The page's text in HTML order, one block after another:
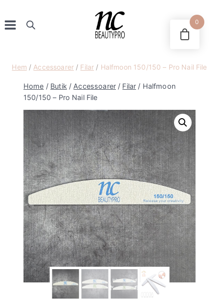
to
content
Hem / Accessoarer / Filar / Halfmoon 150/150 – Pro Nail File
Home / Butik / Accessoarer / Filar / Halfmoon
150/150 – Pro Nail File
0